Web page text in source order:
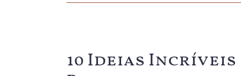
10 Ideias